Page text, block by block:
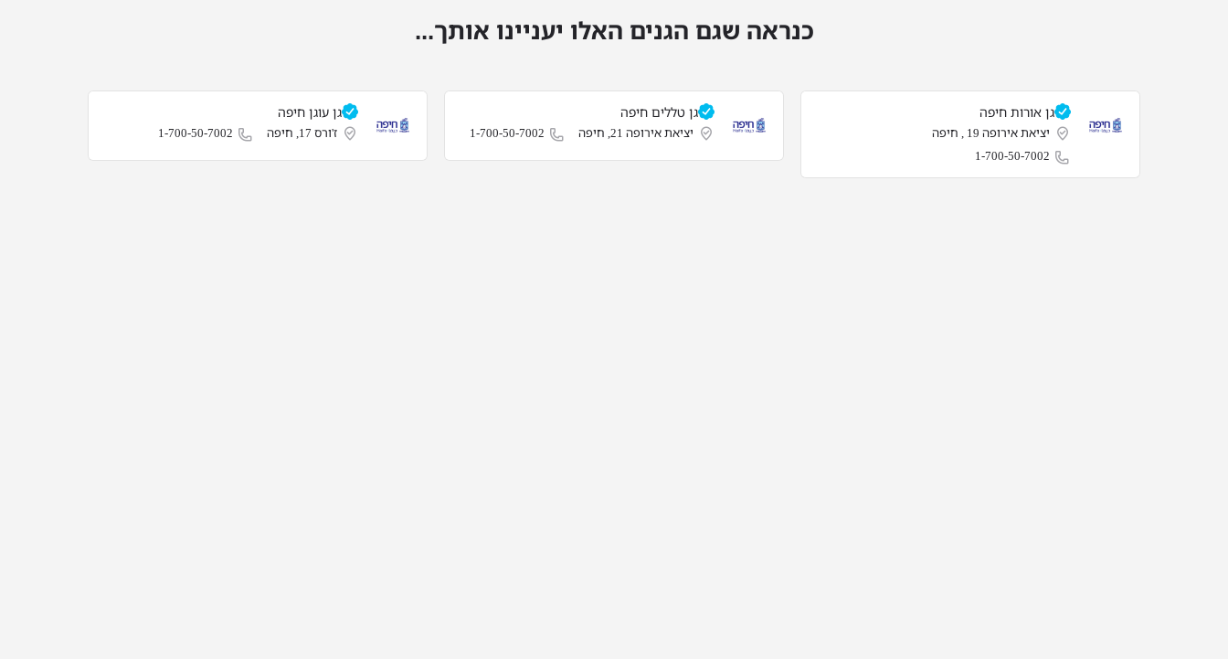
כנראה שגם הגנים האלו יעניינו אותך...
גן אורות חיפה
יציאת אירופה 19 , חיפה
1-700-50-7002
גן טללים חיפה
יציאת אירופה 21, חיפה 1-700-50-7002
גן עוגן חיפה
ז'ורס 17, חיפה 1-700-50-7002